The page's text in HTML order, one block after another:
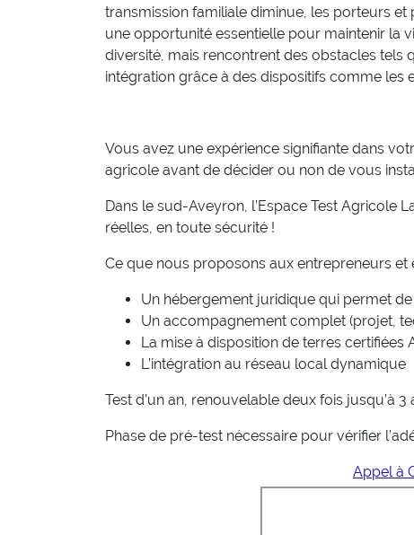
transmission familiale diminue, les porteurs
une opportunité essentielle pour maintenir la
diversité, mais rencontrent des obstacles tels
intégration grâce à des dispositifs comme les
Vous avez une expérience signifiante dans
agricole avant de décider ou non de vous
Dans le sud-Aveyron, l’Espace Test Agricole
réelles, en toute sécurité !
Ce que nous proposons aux entrepreneurs et
Un hébergement juridique qui permet
Un accompagnement complet (projet,
La mise à disposition de terres certifiées
L’intégration au réseau local dynamique
Test d’un an, renouvelable deux fois jusqu’à 3
Phase de pré-test nécessaire pour vérifier
Appel à